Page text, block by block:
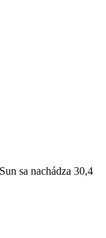
sa nachádza 30,4